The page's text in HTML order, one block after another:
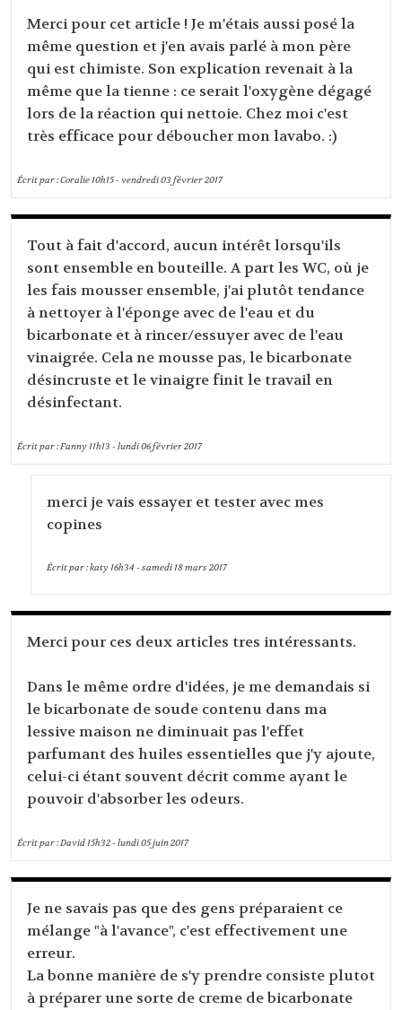
Merci pour cet article ! Je m'étais aussi posé la
même question et j'en avais parlé à mon père
qui est chimiste. Son explication revenait à la
même que la tienne : ce serait l'oxygène dégagé
lors de la réaction qui nettoie. Chez moi c'est
très efficace pour déboucher mon lavabo. :)
Écrit par :Coralie 10h15-vendredi 03 février 2017
Tout à fait d'accord, aucun intérêt lorsqu'ils
sont ensemble en bouteille. A part les WC, où je
les fais mousser ensemble, j'ai plutôt tendance
à nettoyer à l'éponge avec de l'eau et du
bicarbonate et à rincer/essuyer avec de l'eau
vinaigrée. Cela ne mousse pas, le bicarbonate
désincruste et le vinaigre finit le travail en
désinfectant.
Écrit par :Fanny11h13 -lundi 06février 2017
merci je vais essayer et tester avec mes
copines
Écrit par :katy16h34- samedi 18mars 2017
Merci pour ces deux articles tres intéressants.
Dans le même ordre d'idées, je me demandais si
le bicarbonate de soude contenu dans ma
lessive maison ne diminuait pas l'effet
parfumant des huiles essentielles que j'y ajoute,
celui-ci étant souvent décrit comme ayant le
pouvoir d'absorber les odeurs.
Écrit par :David15h32-lundi 05juin 2017
Je ne savais pas que des gens préparaient ce
mélange "à l'avance", c'est effectivement une
erreur.
La bonne manière de s'y prendre consiste plutot
à préparer une sorte de creme de bicarbonate